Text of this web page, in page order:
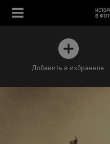
Добавить в избранное